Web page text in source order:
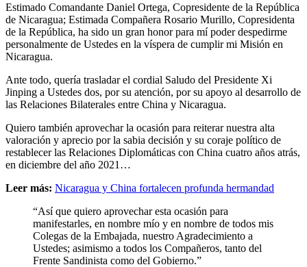
Estimado Comandante Daniel Ortega, Copresidente de la República
de Nicaragua; Estimada Compañera Rosario Murillo, Copresidenta
de la República, ha sido un gran honor para mí poder despedirme
personalmente de Ustedes en la víspera de cumplir mi Misión en
Nicaragua.
Ante todo, quería trasladar el cordial Saludo del Presidente Xi
Jinping a Ustedes dos, por su atención, por su apoyo al desarrollo de
las Relaciones Bilaterales entre China y Nicaragua.
Quiero también aprovechar la ocasión para reiterar nuestra alta
valoración y aprecio por la sabia decisión y su coraje político de
restablecer las Relaciones Diplomáticas con China cuatro años atrás,
en diciembre del año 2021…
Leer más: Nicaragua y China fortalecen profunda hermandad
“Así que quiero aprovechar esta ocasión para
manifestarles, en nombre mío y en nombre de todos mis
Colegas de la Embajada, nuestro Agradecimiento a
Ustedes; asimismo a todos los Compañeros, tanto del
Frente Sandinista como del Gobierno.”